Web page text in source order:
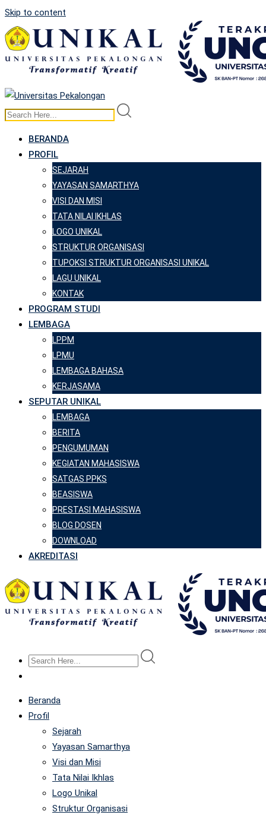
Skip to content
BERANDA
PROFIL
SEJARAH
YAYASAN SAMARTHYA
VISI DAN MISI
TATA NILAI IKHLAS
LOGO UNIKAL
STRUKTUR ORGANISASI
TUPOKSI STRUKTUR ORGANISASI UNIKAL
LAGU UNIKAL
KONTAK
PROGRAM STUDI
LEMBAGA
LPPM
LPMU
LEMBAGA BAHASA
KERJASAMA
SEPUTAR UNIKAL
LEMBAGA
BERITA
PENGUMUMAN
KEGIATAN MAHASISWA
SATGAS PPKS
BEASISWA
PRESTASI MAHASISWA
BLOG DOSEN
DOWNLOAD
AKREDITASI
Beranda
Profil
Sejarah
Yayasan Samarthya
Visi dan Misi
Tata Nilai Ikhlas
Logo Unikal
Struktur Organisasi